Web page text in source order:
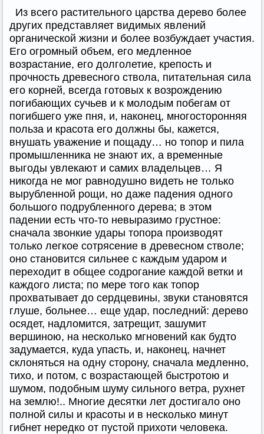
Из всего растительного царства дерево более
других представляет видимых явлений
органической жизни и более возбуждает участия.
Его огромный объем, его медленное
возрастание, его долголетие, крепость и
прочность древесного ствола, питательная сила
его корней, всегда готовых к возрождению
погибающих сучьев и к молодым побегам от
погибшего уже пня, и, наконец, многосторонняя
польза и красота его должны бы, кажется,
внушать уважение и пощаду… но топор и пила
промышленника не знают их, а временные
выгоды увлекают и самих владельцев… Я
никогда не мог равнодушно видеть не только
вырубленной рощи, но даже падения одного
большого подрубленного дерева; в этом
падении есть что-то невыразимо грустное:
сначала звонкие удары топора производят
только легкое сотрясение в древесном стволе;
оно становится сильнее с каждым ударом и
переходит в общее содрогание каждой ветки и
каждого листа; по мере того как топор
прохватывает до сердцевины, звуки становятся
глуше, больнее… еще удар, последний: дерево
осядет, надломится, затрещит, зашумит
вершиною, на несколько мгновений как будто
задумается, куда упасть, и, наконец, начнет
склоняться на одну сторону, сначала медленно,
тихо, и потом, с возрастающей быстротою и
шумом, подобным шуму сильного ветра, рухнет
на землю!.. Многие десятки лет достигало оно
полной силы и красоты и в несколько минут
гибнет нередко от пустой прихоти человека.